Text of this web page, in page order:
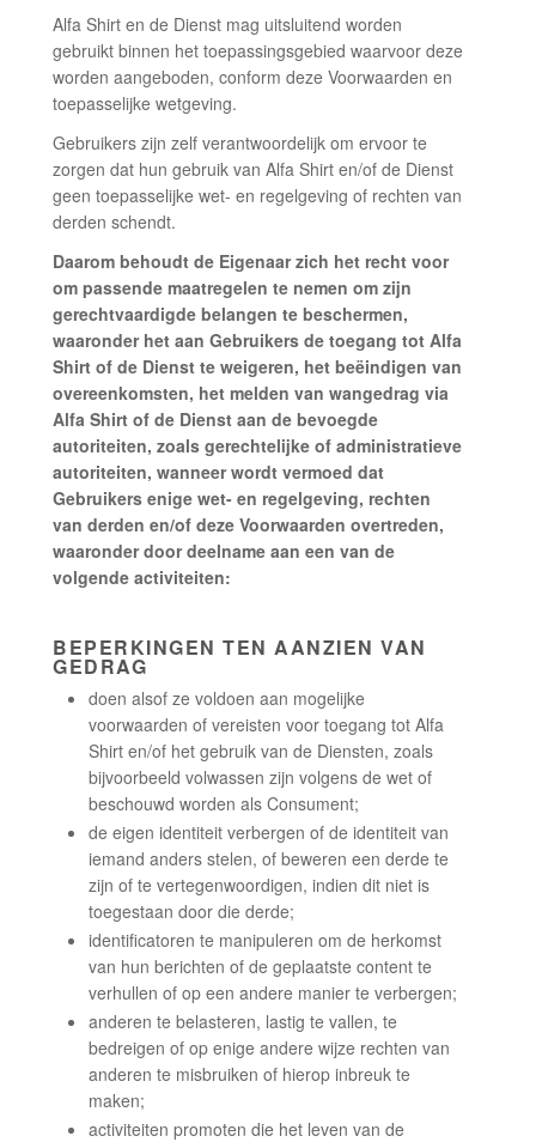
Alfa Shirt en de Dienst mag uitsluitend worden
gebruikt binnen het toepassingsgebied waarvoor deze
worden aangeboden, conform deze Voorwaarden en
toepasselijke wetgeving.
Gebruikers zijn zelf verantwoordelijk om ervoor te
zorgen dat hun gebruik van Alfa Shirt en/of de Dienst
geen toepasselijke wet- en regelgeving of rechten van
derden schendt.
Daarom behoudt de Eigenaar zich het recht voor
om passende maatregelen te nemen om zijn
gerechtvaardigde belangen te beschermen,
waaronder het aan Gebruikers de toegang tot Alfa
Shirt of de Dienst te weigeren, het beëindigen van
overeenkomsten, het melden van wangedrag via
Alfa Shirt of de Dienst aan de bevoegde
autoriteiten, zoals gerechtelijke of administratieve
autoriteiten, wanneer wordt vermoed dat
Gebruikers enige wet- en regelgeving, rechten
van derden en/of deze Voorwaarden overtreden,
waaronder door deelname aan een van de
volgende activiteiten:
BEPERKINGEN TEN AANZIEN VAN
GEDRAG
doen alsof ze voldoen aan mogelijke
voorwaarden of vereisten voor toegang tot Alfa
Shirt en/of het gebruik van de Diensten, zoals
bijvoorbeeld volwassen zijn volgens de wet of
beschouwd worden als Consument;
de eigen identiteit verbergen of de identiteit van
iemand anders stelen, of beweren een derde te
zijn of te vertegenwoordigen, indien dit niet is
toegestaan door die derde;
identificatoren te manipuleren om de herkomst
van hun berichten of de geplaatste content te
verhullen of op een andere manier te verbergen;
anderen te belasteren, lastig te vallen, te
bedreigen of op enige andere wijze rechten van
anderen te misbruiken of hierop inbreuk te
maken;
activiteiten promoten die het leven van de